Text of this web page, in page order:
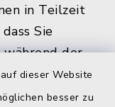
dieser Website
besser zu
in Teilzeit
Sie
während der
antreffen.